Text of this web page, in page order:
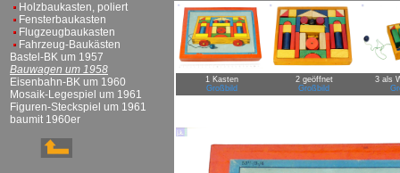
Holzbaukasten, poliert
Fensterbaukasten
Flugzeugbaukasten
Fahrzeug-Baukästen
Bastel-BK um 1957
Bauwagen um 1958
Eisenbahn-BK um 1960
Mosaik-Legespiel um 1961
Figuren-Steckspiel um 1961
baumit 1960er
1 Kasten
Großbild
2 geöffnet
Großbild
3 als